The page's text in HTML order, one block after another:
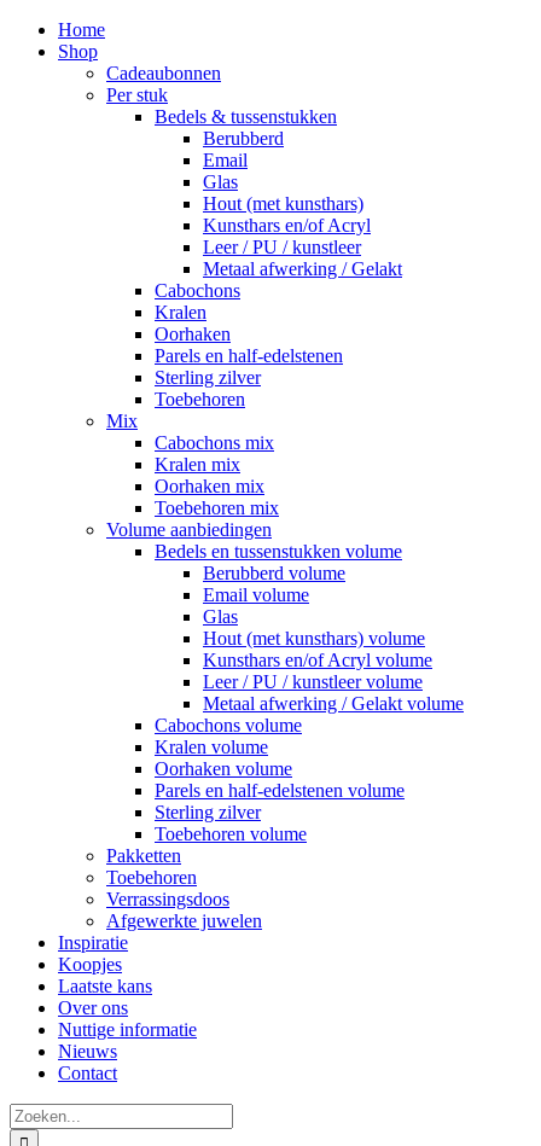
Home
Shop
Cadeaubonnen
Per stuk
Bedels & tussenstukken
Berubberd
Email
Glas
Hout (met kunsthars)
Kunsthars en/of Acryl
Leer / PU / kunstleer
Metaal afwerking / Gelakt
Cabochons
Kralen
Oorhaken
Parels en half-edelstenen
Sterling zilver
Toebehoren
Mix
Cabochons mix
Kralen mix
Oorhaken mix
Toebehoren mix
Volume aanbiedingen
Bedels en tussenstukken volume
Berubberd volume
Email volume
Glas
Hout (met kunsthars) volume
Kunsthars en/of Acryl volume
Leer / PU / kunstleer volume
Metaal afwerking / Gelakt volume
Cabochons volume
Kralen volume
Oorhaken volume
Parels en half-edelstenen volume
Sterling zilver
Toebehoren volume
Pakketten
Toebehoren
Verrassingsdoos
Afgewerkte juwelen
Inspiratie
Koopjes
Laatste kans
Over ons
Nuttige informatie
Nieuws
Contact
Zoeken
naar: